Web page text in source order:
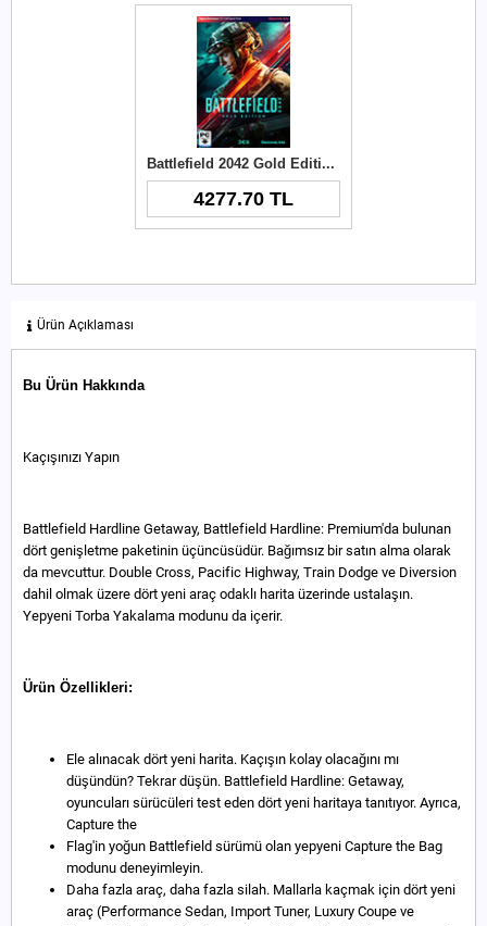
Battlefield 2042 Gold Edition PC Key
4277.70 TL
Ürün Açıklaması
Bu Ürün Hakkında
Kaçışınızı Yapın
Battlefield Hardline Getaway, Battlefield Hardline: Premium'da bulunan
dört genişletme paketinin üçüncüsüdür. Bağımsız bir satın alma olarak
da mevcuttur. Double Cross, Pacific Highway, Train Dodge ve Diversion
dahil olmak üzere dört yeni araç odaklı harita üzerinde ustalaşın.
Yepyeni Torba Yakalama modunu da içerir.
Ürün Özellikleri:
Ele alınacak dört yeni harita. Kaçışın kolay olacağını mı
düşündün? Tekrar düşün. Battlefield Hardline: Getaway,
oyuncuları sürücüleri test eden dört yeni haritaya tanıtıyor. Ayrıca,
Capture the
Flag'in yoğun Battlefield sürümü olan yepyeni Capture the Bag
modunu deneyimleyin.
Daha fazla araç, daha fazla silah. Mallarla kaçmak için dört yeni
araç (Performance Sedan, Import Tuner, Luxury Coupe ve